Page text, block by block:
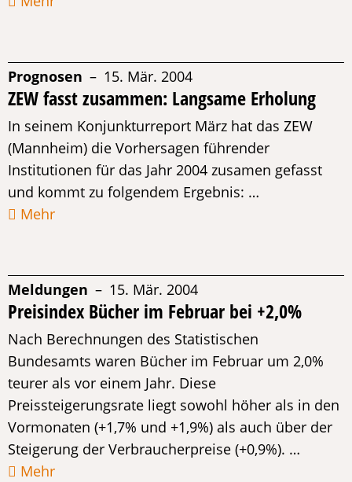
Prognosen – 15. Mär. 2004
ZEW fasst zusammen: Langsame Erholung
In seinem Konjunkturreport März hat das ZEW
(Mannheim) die Vorhersagen führender
Institutionen für das Jahr 2004 zusamen gefasst
und kommt zu folgendem Ergebnis: …
Mehr
Meldungen – 15. Mär. 2004
Preisindex Bücher im Februar bei +2,0%
Nach Berechnungen des Statistischen
Bundesamts waren Bücher im Februar um 2,0%
teurer als vor einem Jahr. Diese
Preissteigerungsrate liegt sowohl höher als in den
Vormonaten (+1,7% und +1,9%) als auch über der
Steigerung der Verbraucherpreise (+0,9%). …
Mehr